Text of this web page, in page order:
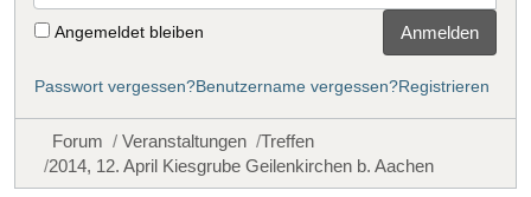
Angemeldet bleiben Anmelden
Passwort vergessen?Benutzername vergessen?Registrieren
Forum Veranstaltungen
Treffen
2014, 12. April Kiesgrube Geilenkirchen b. Aachen